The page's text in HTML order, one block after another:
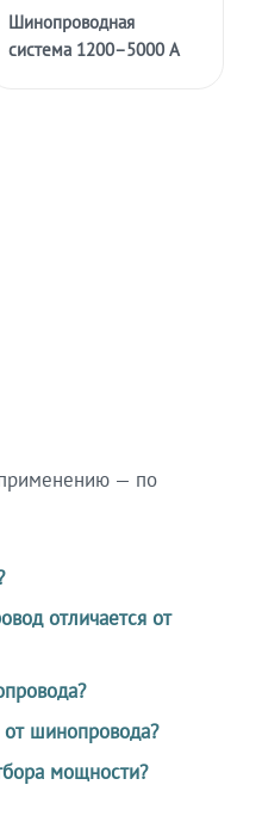
Шинопроводная
система 1200–5000 А
— по
отличается от
шинопровода?
мощности?